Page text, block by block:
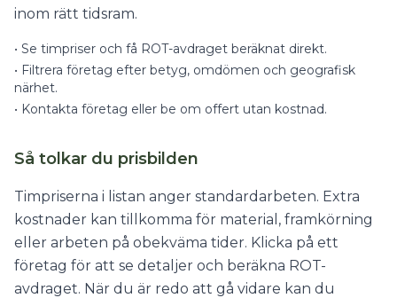
inom rätt tidsram.
• Se timpriser och få ROT-avdraget beräknat direkt.
• Filtrera företag efter betyg, omdömen och geografisk
närhet.
• Kontakta företag eller be om offert utan kostnad.
Så tolkar du prisbilden
Timpriserna i listan anger standardarbeten. Extra
kostnader kan tillkomma för material, framkörning
eller arbeten på obekväma tider. Klicka på ett
företag för att se detaljer och beräkna ROT-
avdraget. När du är redo att gå vidare kan du